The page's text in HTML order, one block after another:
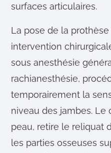
surfaces articulaires.
La pose de la
intervention
sous anesthésie
rachianesthésie,
temporairement la
niveau des jambes. Le
peau, retire le reliquat
les parties osseuses